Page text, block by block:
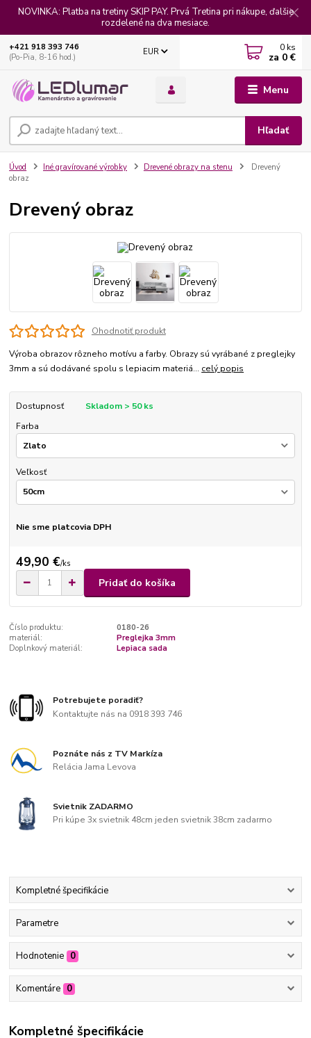
NOVINKA: Platba na tretiny SKIP PAY. Prvá Tretina pri nákupe, ďalšie
rozdelené na dva mesiace.
Menu
EUR
Hľadať
+421 918 393 746
(Po-Pia, 8-16 hod.)
0 ks
za 0 €
Úvod Iné gravírované výrobky Drevené obrazy na stenu
Drevený
obraz
Drevený obraz
Ohodnotiť produkt
Výroba obrazov rôzneho motívu a farby. Obrazy sú vyrábané z preglejky
3mm a sú dodávané spolu s lepiacim materiá... celý popis
Dostupnosť
Skladom > 50 ks
Farba
Veľkosť
Nie sme platcovia DPH
49,90 €/ks
Pridať do košíka
Číslo produktu:
0180-26
materiál:
Preglejka 3mm
Doplnkový materiál:
Lepiaca sada
Potrebujete poradiť?
Kontaktujte nás na 0918 393 746
Poznáte nás z TV Markíza
Relácia Jama Levova
Svietnik ZADARMO
Pri kúpe 3x svietnik 48cm jeden svietnik 38cm zadarmo
Kompletné špecifikácie
Parametre
Hodnotenie 0
Komentáre 0
Kompletné špecifikácie